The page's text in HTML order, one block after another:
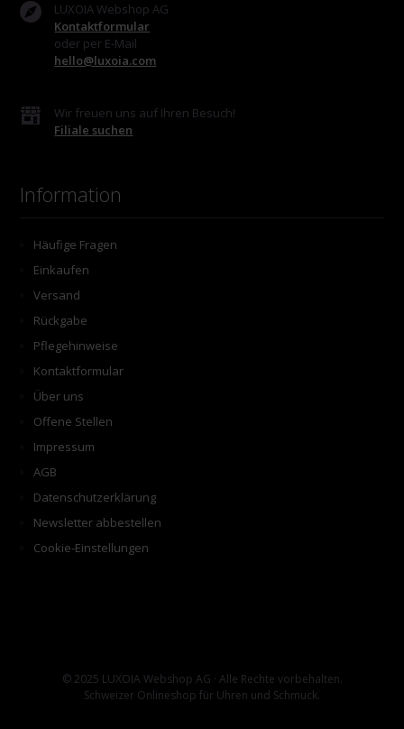
LUXOIA Webshop AG
Kontaktformular
oder per E-Mail
hello@luxoia.com
Wir freuen uns auf Ihren Besuch!
Filiale suchen
Information
Häufige Fragen
Einkaufen
Versand
Rückgabe
Pflegehinweise
Kontaktformular
Über uns
Offene Stellen
Impressum
AGB
Datenschutzerklärung
Newsletter abbestellen
Cookie-Einstellungen
© 2025 LUXOIA Webshop AG · Alle Rechte vorbehalten.
Schweizer Onlineshop für Uhren und Schmuck.